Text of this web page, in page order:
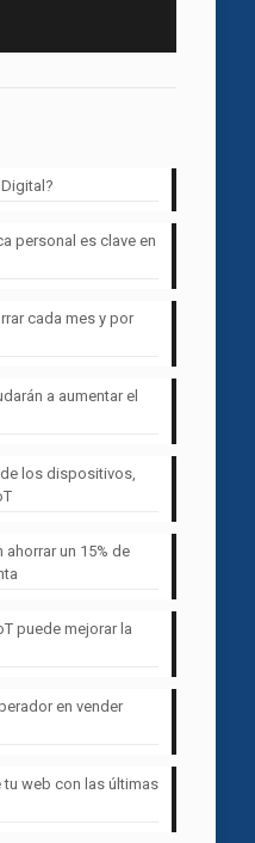
personal es clave en
cada mes y por
a aumentar el
los dispositivos,
un 15% de
puede mejorar la
en vender
web con las últimas